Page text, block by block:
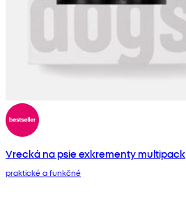
Vrecká na psie exkrementy multipack
praktické a funkčné